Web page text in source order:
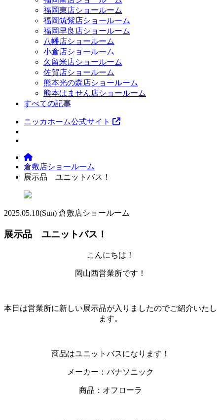
福岡東店ショールーム
福岡筑紫店ショールーム
福岡早良店ショールーム
八幡店ショールーム
小倉店ショールーム
久留米店ショールーム
佐賀店ショールーム
熊本光の森店ショールーム
熊本はません店ショールーム
すべての記事
ニッカホーム公式サイト
倉敷店ショールーム
展示品 ユニットバス！
2025.05.18(Sun) 倉敷店ショールーム
展示品 ユニットバス！
こんにちは！
岡山西営業所です！
本日は営業所に新しい展示品が入りましたのでご紹介いたし
ます。
商品はユニットバスになります！
メーカー：パナソニック
商品：オフローラ